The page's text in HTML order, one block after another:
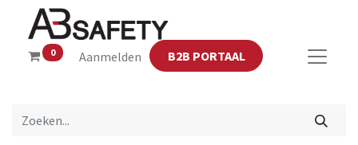
0 Aanmelden B2B PORTAAL